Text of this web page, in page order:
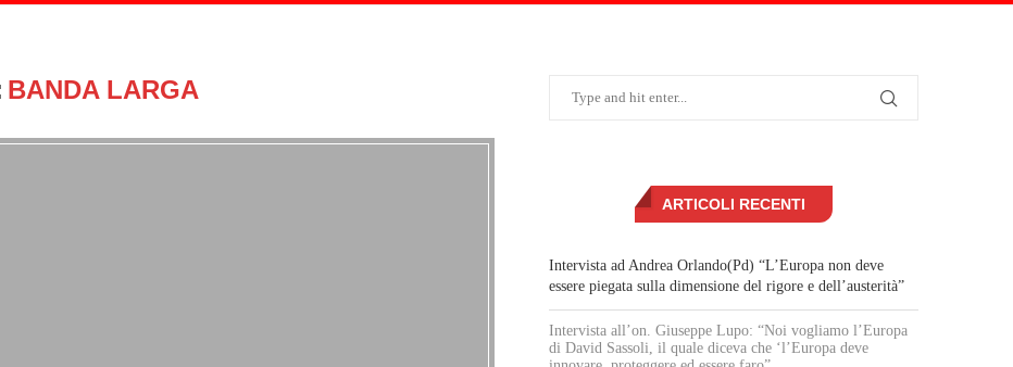
BANDA LARGA
ARTICOLI RECENTI
Intervista ad Andrea Orlando(Pd) “L’Europa non deve
essere piegata sulla dimensione del rigore e dell’austerità”
Intervista all’on. Giuseppe Lupo: “Noi vogliamo l’Europa
di David Sassoli, il quale diceva che ‘l’Europa deve